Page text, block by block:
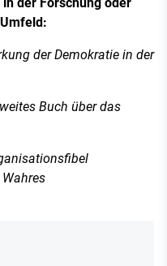
der Demokratie in der
Buch über das